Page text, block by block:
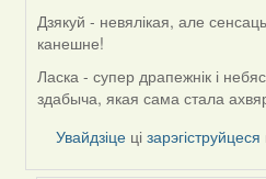
In
reply
to
by
Дзякуй - невялікая, але
канешне!
Ласка - супер драпежнік і
здабыча, якая сама стала
Увайдзіце цізарэгіструйцеся